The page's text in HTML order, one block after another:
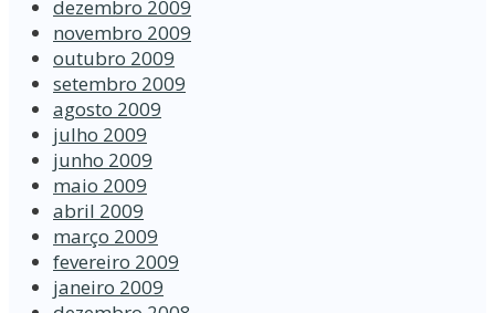
dezembro 2009
novembro 2009
outubro 2009
setembro 2009
agosto 2009
julho 2009
junho 2009
maio 2009
abril 2009
março 2009
fevereiro 2009
janeiro 2009